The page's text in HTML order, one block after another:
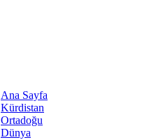
Ana Sayfa
Kürdistan
Ortadoğu
Dünya